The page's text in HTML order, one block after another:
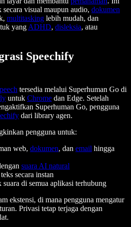
visual maupun audio, dokumen
multitasking lebih mudah, dan
yang ADHD, disleksia, atau
Speechify
tersedia melalui Superhuman Go di
untuk Chrome dan Edge. Setelah
Superhuman Go, pengguna
dari library agen.
pengguna untuk:
web, dokumen, dan email hingga
suara AI natural
secara instan
suara di semua aplikasi terhubung
ekstensi, di mana pengguna mengatur
Privasi tetap terjaga dengan